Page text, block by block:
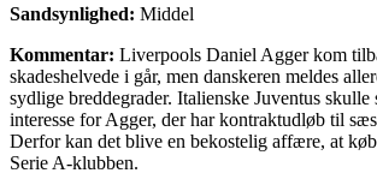
Sandsynlighed: Middel
Kommentar: Liverpools Daniel Agger kom
skadeshelvede i går, men danskeren meldes
sydlige breddegrader. Italienske Juventus skulle
interesse for Agger, der har kontraktudløb til
Derfor kan det blive en bekostelig affære, at
Serie A-klubben.